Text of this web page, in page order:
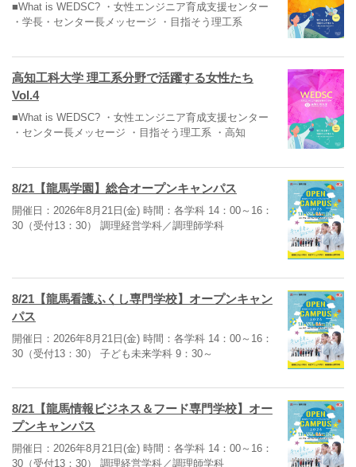
■What is WEDSC? ・女性エンジニア育成支援センター
・学長・センター長メッセージ ・目指そう理工系
高知工科大学 理工系分野で活躍する女性たち
Vol.4
■What is WEDSC? ・女性エンジニア育成支援センター
・センター長メッセージ ・目指そう理工系 ・高知
8/21【龍馬学園】総合オープンキャンパス
開催日：2026年8月21日(金) 時間：各学科 14：00～16：
30（受付13：30） 調理経営学科／調理師学科
8/21【龍馬看護ふくし専門学校】オープンキャン
パス
開催日：2026年8月21日(金) 時間：各学科 14：00～16：
30（受付13：30） 子ども未来学科 9：30～
8/21【龍馬情報ビジネス＆フード専門学校】オー
プンキャンパス
開催日：2026年8月21日(金) 時間：各学科 14：00～16：
30（受付13：30） 調理経営学科／調理師学科